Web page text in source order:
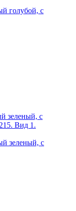
голубой, с
зеленый, с